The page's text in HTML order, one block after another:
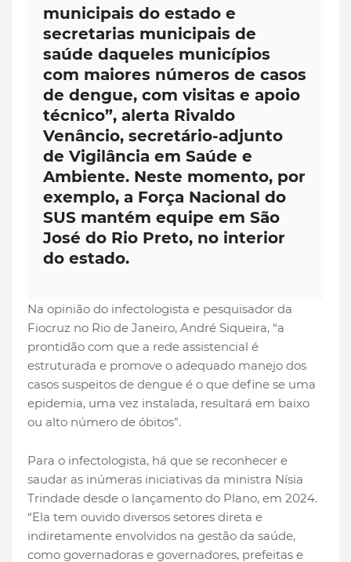
municipais do estado e
secretarias municipais de
saúde daqueles municípios
com maiores números de casos
de dengue, com visitas e apoio
técnico”, alerta Rivaldo
Venâncio, secretário-adjunto
de Vigilância em Saúde e
Ambiente. Neste momento, por
exemplo, a Força Nacional do
SUS mantém equipe em São
José do Rio Preto, no interior
do estado.
Na opinião do infectologista e pesquisador da
Fiocruz no Rio de Janeiro, André Siqueira, “a
prontidão com que a rede assistencial é
estruturada e promove o adequado manejo dos
casos suspeitos de dengue é o que define se uma
epidemia, uma vez instalada, resultará em baixo
ou alto número de óbitos”.
Para o infectologista, há que se reconhecer e
saudar as inúmeras iniciativas da ministra Nísia
Trindade desde o lançamento do Plano, em 2024.
“Ela tem ouvido diversos setores direta e
indiretamente envolvidos na gestão da saúde,
como governadoras e governadores, prefeitas e